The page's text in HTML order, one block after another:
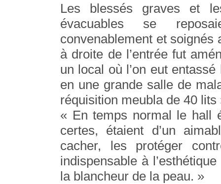
Les blessés graves et
évacuables se
convenablement et
à droite de l’entrée fut
un local où l’on eut
en une grande salle de
réquisition meubla de 40 lits
« En temps normal le hall
certes, étaient d’un
cacher, les protéger
indispensable à
la blancheur de la peau. »